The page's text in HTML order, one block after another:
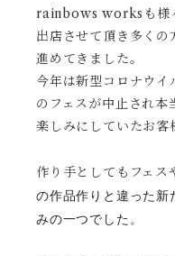
rainbows worksも様
出店させて頂き多くの
進めてきました。
今年は新型コロナウイ
のフェスが中止され本
楽しみにしていたお客
作り手としてもフェス
の作品作りと違った新
みの一つでした。